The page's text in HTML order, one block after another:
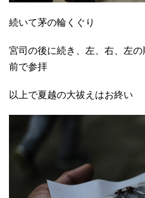
続いて茅の輪くぐり
宮司の後に続き、左、右、左
前で参拝
以上で夏越の大祓えはお終い